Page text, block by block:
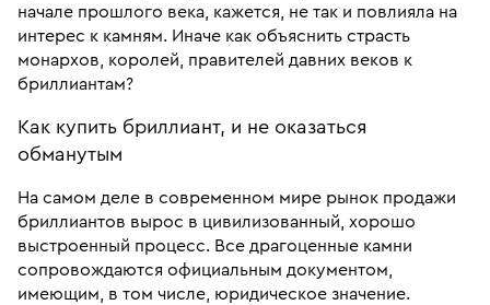
начале прошлого века, кажется, не так и повлияла на
интерес к камням. Иначе как объяснить страсть
монархов, королей, правителей давних веков к
бриллиантам?
Как купить бриллиант, и не оказаться
обманутым
На самом деле в современном мире рынок продажи
бриллиантов вырос в цивилизованный, хорошо
выстроенный процесс. Все драгоценные камни
сопровождаются официальным документом,
имеющим, в том числе, юридическое значение.